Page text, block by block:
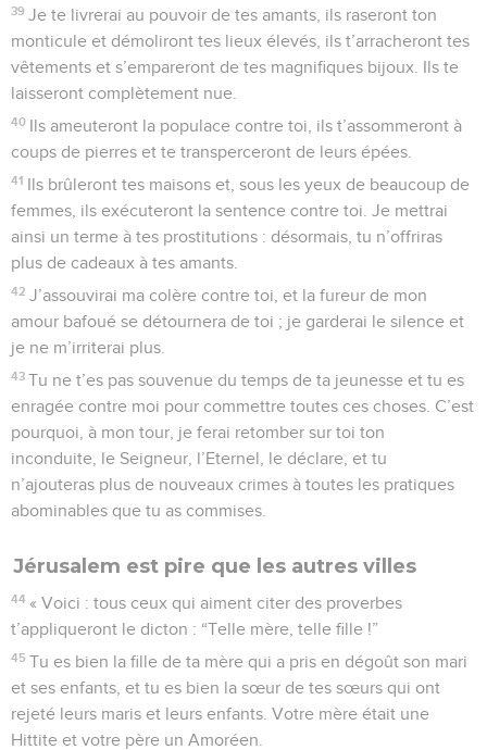
39 Je te livrerai au pouvoir de tes amants, ils raseront ton
monticule et démoliront tes lieux élevés, ils t’arracheront tes
vêtements et s’empareront de tes magnifiques bijoux. Ils te
laisseront complètement nue.
40 Ils ameuteront la populace contre toi, ils t’assommeront à
coups de pierres et te transperceront de leurs épées.
41 Ils brûleront tes maisons et, sous les yeux de beaucoup de
femmes, ils exécuteront la sentence contre toi. Je mettrai
ainsi un terme à tes prostitutions : désormais, tu n’offriras
plus de cadeaux à tes amants.
42 J’assouvirai ma colère contre toi, et la fureur de mon
amour bafoué se détournera de toi ; je garderai le silence et
je ne m’irriterai plus.
43 Tu ne t’es pas souvenue du temps de ta jeunesse et tu es
enragée contre moi pour commettre toutes ces choses. C’est
pourquoi, à mon tour, je ferai retomber sur toi ton
inconduite, le Seigneur, l’Eternel, le déclare, et tu
n’ajouteras plus de nouveaux crimes à toutes les pratiques
abominables que tu as commises.
Jérusalem est pire que les autres villes
44 « Voici : tous ceux qui aiment citer des proverbes
t’appliqueront le dicton : “Telle mère, telle fille !”
45 Tu es bien la fille de ta mère qui a pris en dégoût son mari
et ses enfants, et tu es bien la sœur de tes sœurs qui ont
rejeté leurs maris et leurs enfants. Votre mère était une
Hittite et votre père un Amoréen.